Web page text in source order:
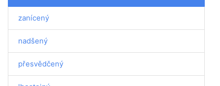
zanícený
nadšený
přesvědčený